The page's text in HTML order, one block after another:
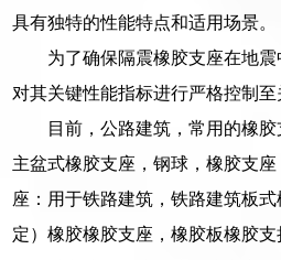
具有独特的性能特点和适用场景。
为了确保隔震橡胶支座在地震
对其关键性能指标进行严格控制至
目前，公路建筑，常用的橡
主盆式橡胶支座，钢球，橡胶支
座：用于铁路建筑，铁路建筑板
定）橡胶橡胶支座，橡胶板橡胶